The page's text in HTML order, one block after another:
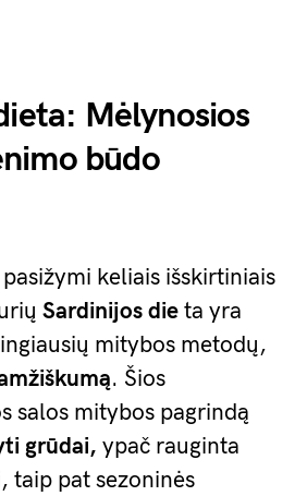
Mėlynosios
būdo
pasižymi keliais išskirtiniais
Sardinijos die ta yra
mitybos metodų,
. Šios
salos mitybos pagrindą
grūdai, ypač rauginta
taip pat sezoninės